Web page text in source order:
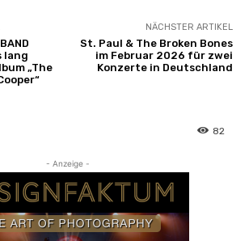
lang
„The
NÄCHSTER ARTIKEL
St. Paul & The Broken Bones
im Februar 2026 für zwei
Konzerte in Deutschland
82
- Anzeige -